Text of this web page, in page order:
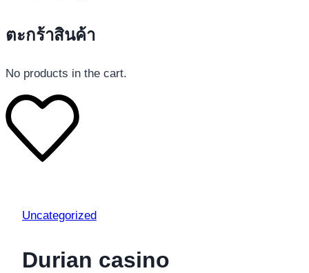
ตะกร้าสินค้า
No products in the cart.
Uncategorized
Durian casino